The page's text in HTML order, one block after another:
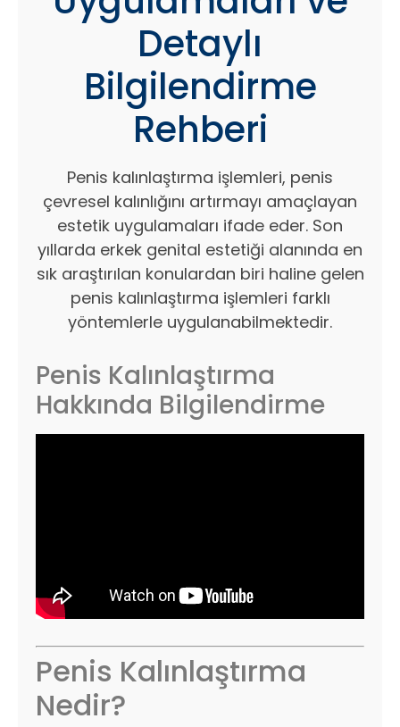
Detaylı
Bilgilendirme
Rehberi
Penis kalınlaştırma işlemleri, penis
çevresel kalınlığını artırmayı amaçlayan
estetik uygulamaları ifade eder. Son
yıllarda erkek genital estetiği alanında en
sık araştırılan konulardan biri haline gelen
penis kalınlaştırma işlemleri farklı
yöntemlerle uygulanabilmektedir.
Penis Kalınlaştırma
Hakkında Bilgilendirme
Penis Kalınlaştırma
Nedir?